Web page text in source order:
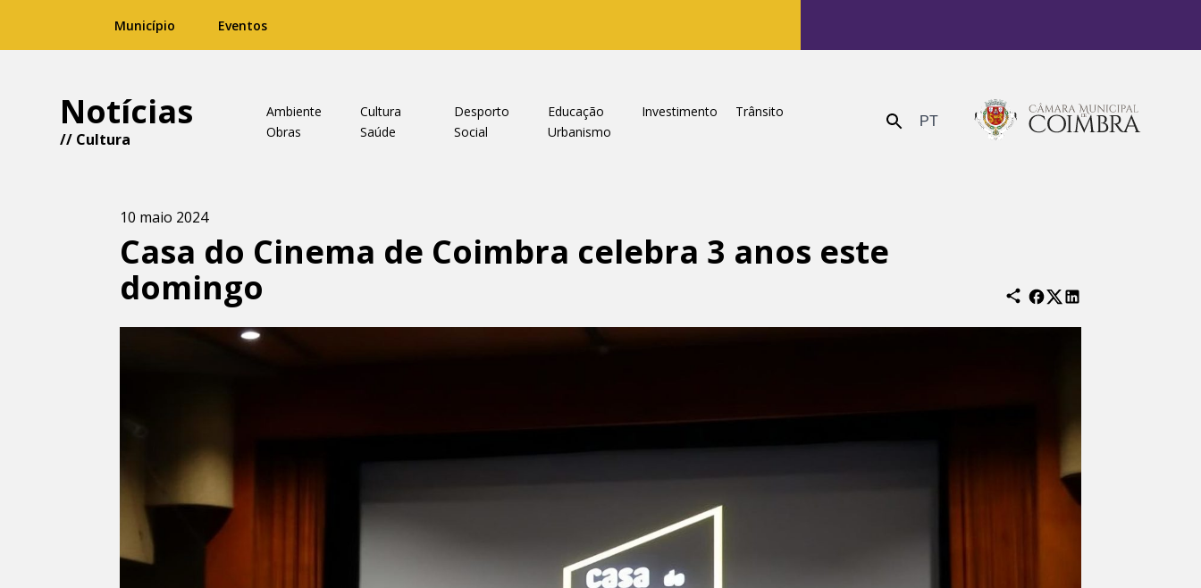
Município Eventos
Notícias
// Cultura
Ambiente Cultura Desporto Educação Investimento
Trânsito
Obras
Saúde Social Urbanismo Enviar PT
10 maio 2024
Casa do Cinema de Coimbra celebra 3 anos este
domingo